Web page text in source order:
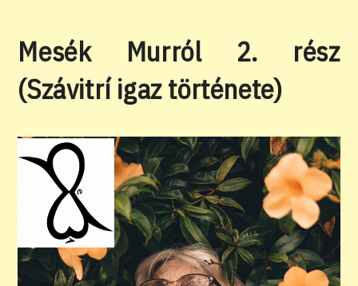
Mesék Murról 2. rész
(Szávitrí igaz története)